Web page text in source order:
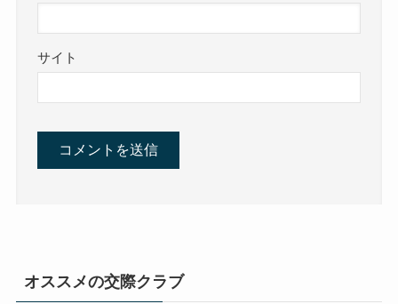
サイト
オススメの交際クラブ